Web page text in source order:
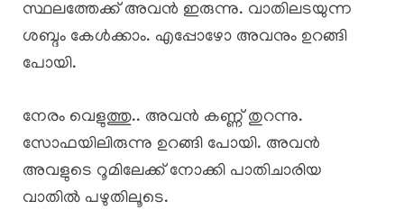
സ്ഥലത്തേക്ക് അവൻ ഇരുന്നു. വാതിലടയുന്ന
ശബ്ദം കേൾക്കാം. എപ്പോഴോ അവനും ഉറങ്ങി
പോയി.
നേരം വെളുത്തു.. അവൻ കണ്ണ് തുറന്നു.
സോഫയിലിരുന്നു ഉറങ്ങി പോയി. അവൻ
അവളുടെ റൂമിലേക്ക് നോക്കി പാതിചാരിയ
വാതിൽ പഴുതിലൂടെ.